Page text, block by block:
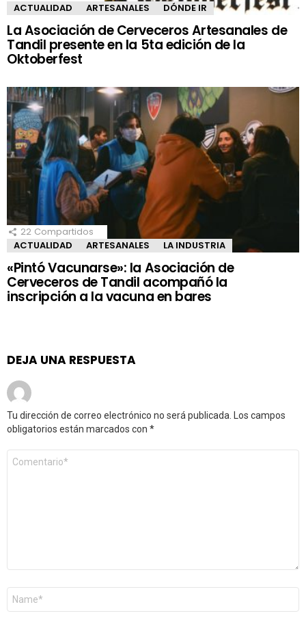
ACTUALIDAD
ARTESANALES DÓNDE IR
La Asociación de Cerveceros Artesanales de
Tandil presente en la 5ta edición de la
Oktoberfest
22 Compartidos
ACTUALIDAD
ARTESANALES LA INDUSTRIA
«Pintó Vacunarse»: la Asociación de
Cerveceros de Tandil acompañó la
inscripción a la vacuna en bares
DEJA UNA RESPUESTA
Tu dirección de correo electrónico no será publicada. Los campos
obligatorios están marcados con *
Comentario
Nombre